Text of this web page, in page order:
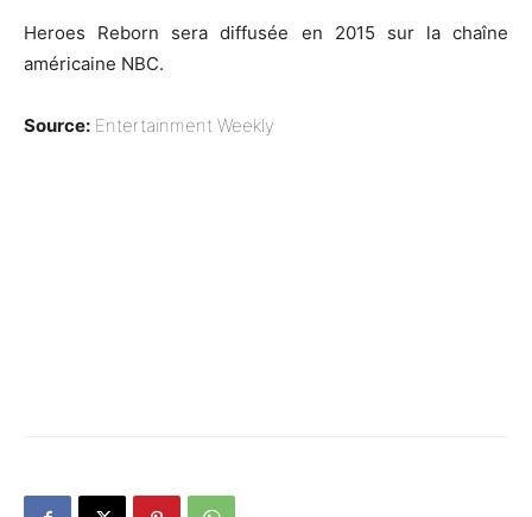
Heroes Reborn sera diffusée en 2015 sur la chaîne
américaine NBC.
Source: Entertainment Weekly